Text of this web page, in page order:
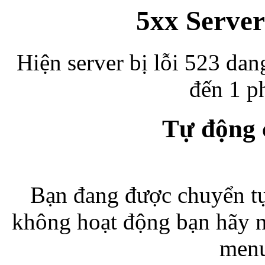
5xx
Hiện server bị lỗi 523
đến 1
Tự động
Bạn đang được chuyển
không hoạt động bạn hãy